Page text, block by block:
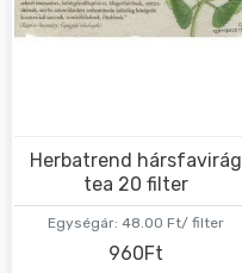
Egységár: 48.00 Ft/ filter
Herbatrend hársfavirág
tea 20 filter
960Ft